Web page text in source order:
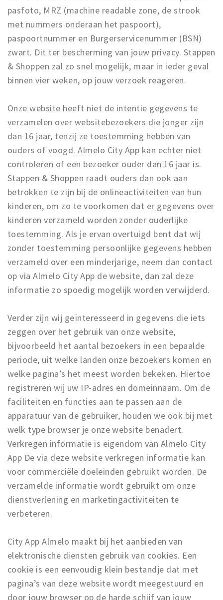
pasfoto, MRZ (machine readable zone, de strook
met nummers onderaan het paspoort),
paspoortnummer en Burgerservicenummer (BSN)
zwart. Dit ter bescherming van jouw privacy. Stappen
& Shoppen zal zo snel mogelijk, maar in ieder geval
binnen vier weken, op jouw verzoek reageren.
Onze website heeft niet de intentie gegevens te
verzamelen over websitebezoekers die jonger zijn
dan 16 jaar, tenzij ze toestemming hebben van
ouders of voogd. Almelo City App kan echter niet
controleren of een bezoeker ouder dan 16 jaar is.
Stappen & Shoppen raadt ouders dan ook aan
betrokken te zijn bij de onlineactiviteiten van hun
kinderen, om zo te voorkomen dat er gegevens over
kinderen verzameld worden zonder ouderlijke
toestemming. Als je ervan overtuigd bent dat wij
zonder toestemming persoonlijke gegevens hebben
verzameld over een minderjarige, neem dan contact
op via Almelo City App de website, dan zal deze
informatie zo spoedig mogelijk worden verwijderd.
Verder zijn wij geïnteresseerd in gegevens die iets
zeggen over het gebruik van onze website,
bijvoorbeeld het aantal bezoekers in een bepaalde
periode, uit welke landen onze bezoekers komen en
welke pagina’s het meest worden bekeken. Hiertoe
registreren wij uw IP-adres en domeinnaam. Om de
faciliteiten en functies aan te passen aan de
apparatuur van de gebruiker, houden we ook bij met
welk type browser je onze website benadert.
Verkregen informatie is eigendom van Almelo City
App De via deze website verkregen informatie kan
voor commerciële doeleinden gebruikt worden. De
verzamelde informatie wordt gebruikt om onze
dienstverlening en marketingactiviteiten te
verbeteren.
City App Almelo maakt bij het aanbieden van
elektronische diensten gebruik van cookies. Een
cookie is een eenvoudig klein bestandje dat met
pagina’s van deze website wordt meegestuurd en
door jouw browser op de harde schijf van jouw